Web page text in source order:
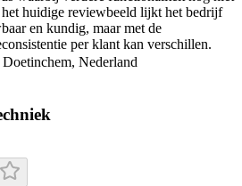
huidige reviewbeeld lijkt het bedrijf
en kundig, maar met de
per klant kan verschillen.
Nederland